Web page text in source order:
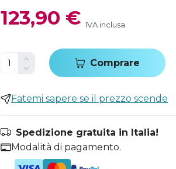
123,90 € IVA inclusa
Comprare
Fatemi sapere se il prezzo scende
Spedizione gratuita in Italia!
Modalità di pagamento.